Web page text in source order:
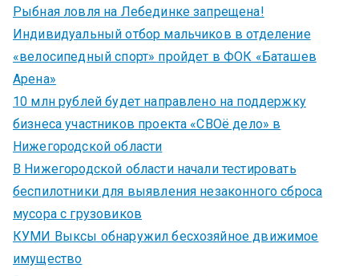
Рыбная ловля на Лебединке запрещена!
Индивидуальный отбор мальчиков в отделение
«велосипедный спорт» пройдет в ФОК «Баташев
Арена»
10 млн рублей будет направлено на поддержку
бизнеса участников проекта «СВОё дело» в
Нижегородской области
В Нижегородской области начали тестировать
беспилотники для выявления незаконного сброса
мусора с грузовиков
КУМИ Выксы обнаружил бесхозяйное движимое
имущество